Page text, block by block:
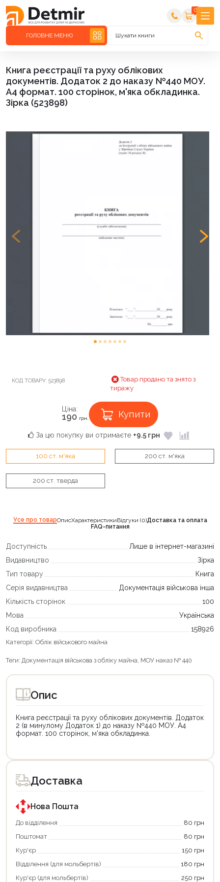
0
ГОЛОВНЕ МЕНЮ Шукати книги
Книга реєстрації та руху облікових
документів. Додаток 2 до наказу №440 МОУ.
А4 формат. 100 сторінок, м'яка обкладинка.
Зірка (523898)
КОД ТОВАРУ: 523898
Товар продано та знято з
тиражу
Ціна:
190 грн. Купити
За цю покупку ви отримаєте +9.5 грн
100 ст. м'яка 200 ст. м'яка
200 ст. тверда
Усе про товарОписХарактеристикиВідгуки (0)Доставка та оплата
FAQ-питання
Доступність
Лише в інтернет-магазині
Видавництво
Зірка
Тип товару
Книга
Серія видавництва
Документація військова інша
Кількість сторінок
100
Мова
Українська
Код виробника
158926
Категорії: Облік військового майна
Теги: Документація військова з обліку майна МОУ наказ № 440
Опис
Книга реєстрації та руху облікових документів. Додаток
2 (в минулому Додаток 1) до наказу №440 МОУ. А4
формат. 100 сторінок, м'яка обкладинка.
Доставка
Нова Пошта
До відділення
80 грн
Поштомат
80 грн
Кур'єр
150 грн
Відділення (для мольбертів)
180 грн
Кур'єр (для мольбертів)
250 грн